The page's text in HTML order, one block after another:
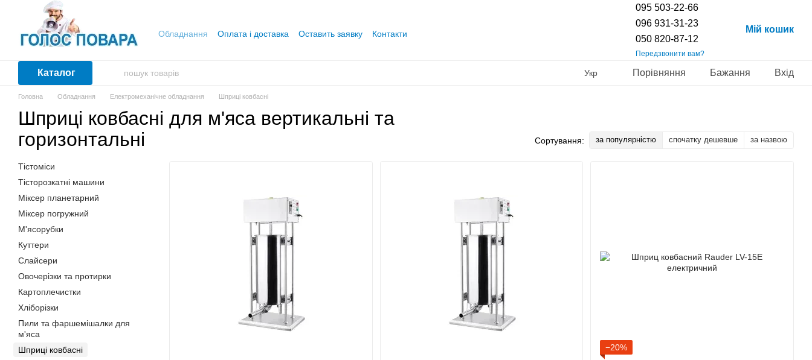
Перейти до основного контенту
Обладнання Оплата і доставка Оставить заявку Контакти
095 503-22-66
096 931-31-23
050 820-87-12
Передзвонити вам?
Мій кошик
Каталог Укр Порівняння Бажання Вхід
Головна Обладнання Електромеханічне обладнання Шприці ковбасні
Шприці ковбасні для м'яса вертикальні та
горизонтальні
Сортування: за популярністю спочатку дешевше за назвою
−20%
Тістоміси
Тісторозкатні машини
Міксер планетарний
Міксер погружний
М'ясорубки
Куттери
Слайсери
Овочерізки та протирки
Картоплечистки
Хліборізки
Пили та фаршемішалки для
м'яса
Шприці ковбасні